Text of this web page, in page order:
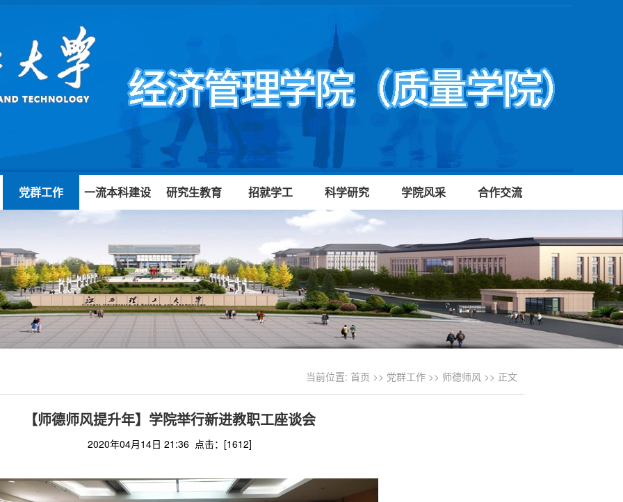
党群工作 一流本科建设 研究生教育 招就学工 科学研究 学院风采 合作交流
当前位置: 首页 >> 党群工作 >> 师德师风 >> 正文
【师德师风提升年】学院举行新进教职工座谈会
2020年04月14日 21:36 点击：[1612]